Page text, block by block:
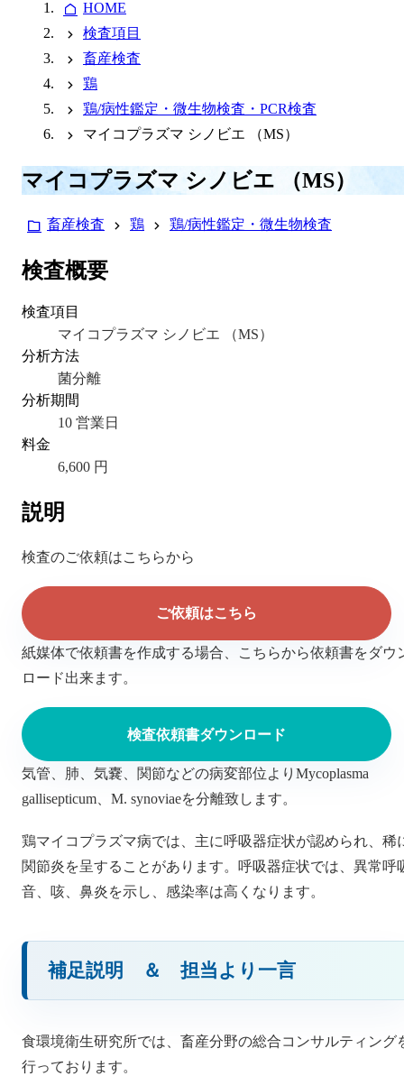
HOME
検査項目
畜産検査
鶏
鶏/病性鑑定・微生物検査・PCR検査
マイコプラズマ シノビエ （MS）
マイコプラズマ シノビエ （MS）
畜産検査 鶏 鶏/病性鑑定・微生物検査
検査概要
検査項目
マイコプラズマ シノビエ （MS）
分析方法
菌分離
分析期間
10 営業日
料金
6,600 円
説明
検査のご依頼はこちらから
ご依頼はこちら
紙媒体で依頼書を作成する場合、こちらから依頼書をダウ
ロード出来ます。
検査依頼書ダウンロード
気管、肺、気嚢、関節などの病変部位よりMycoplasma
gallisepticum、M. synoviaeを分離致します。
鶏マイコプラズマ病では、主に呼吸器症状が認められ、稀
関節炎を呈することがあります。呼吸器症状では、異常呼
音、咳、鼻炎を示し、感染率は高くなります。
補足説明 ＆ 担当より一言
食環境衛生研究所では、畜産分野の総合コンサルティング
行っております。